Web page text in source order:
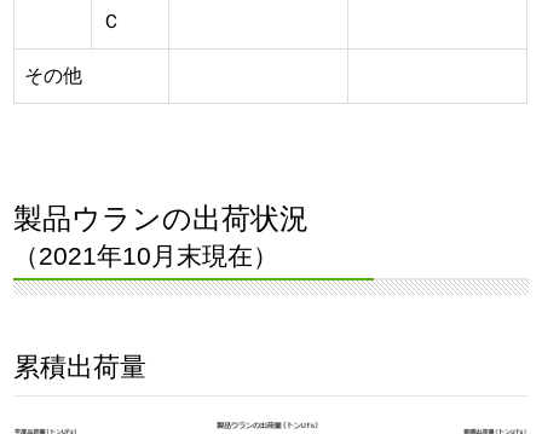
Ｃ
その他
製品ウランの出荷状況
（2021年10月末現在）
累積出荷量